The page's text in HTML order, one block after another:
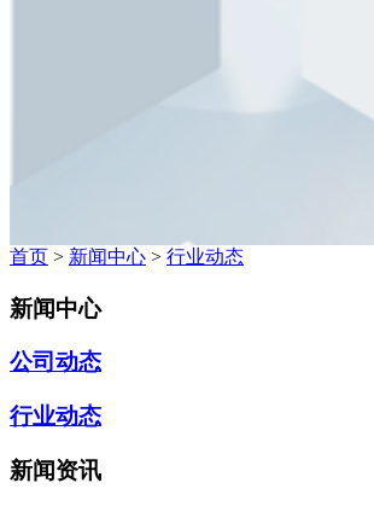
首页 > 新闻中心 > 行业动态
新闻中心
公司动态
行业动态
新闻资讯